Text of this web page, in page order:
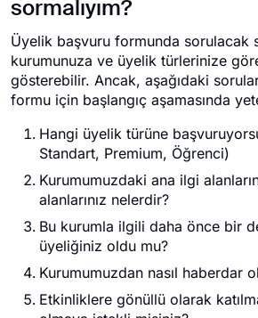
sormalıyım?
Üyelik başvuru formunda sorulacak
kurumunuza ve üyelik türlerinize
gösterebilir. Ancak, aşağıdaki
formu için başlangıç aşamasında
Hangi üyelik türüne
Standart, Premium, Öğrenci)
Kurumumuzdaki ana ilgi
alanlarınız nelerdir?
Bu kurumla ilgili daha önce bir
üyeliğiniz oldu mu?
Kurumumuzdan nasıl haberdar
Etkinliklere gönüllü olarak